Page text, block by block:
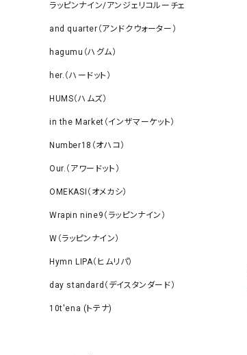
ラッピンナイン/アンジェリコルーチェ
and quarter（アンドクウォーター）
hagumu（ハグム）
her.（ハードット）
HUMS（ハムズ）
in the Market（インザマーケット）
Number18（オハコ）
Our.（アワードット）
OMEKASI（オメカシ）
Wrapin nine9（ラッピンナイン）
W（ラッピンナイン）
Hymn LIPA（ヒムリパ）
day standard（デイスタンダード）
10t'ena (トテナ)